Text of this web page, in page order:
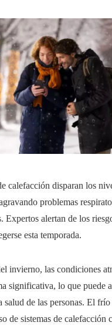
calefacción disparan los
problemas
Expertos alertan de los
esta temporada.
invierno, las condiciones
significativa, lo que puede
salud de las personas. El
de sistemas de calefacción